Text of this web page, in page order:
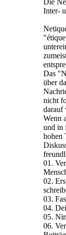
Inter-
Das
über
nicht
darauf
Wenn
und in
hohen
01.
02.
03.
04.
05.
06.